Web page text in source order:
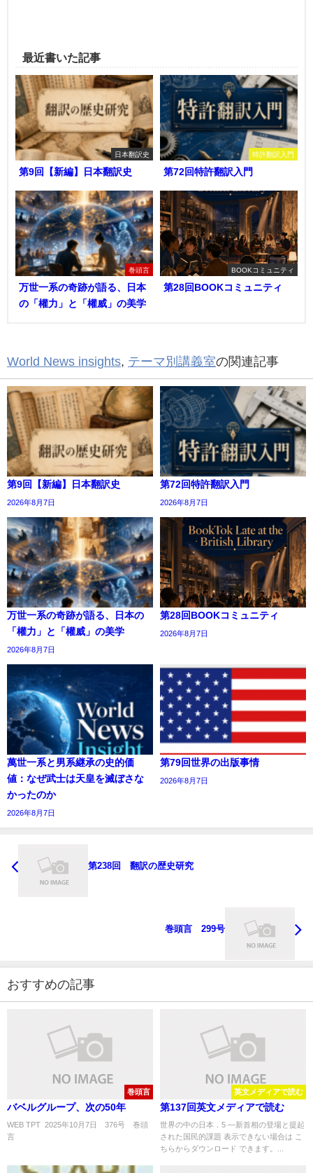
最近書いた記事
日本翻訳史
第9回【新編】日本翻訳史
特許翻訳入門
第72回特許翻訳入門
巻頭言
万世一系の奇跡が語る、日本
の「權力」と「權威」の美学
BOOKコミュニティ
第28回BOOKコミュニティ
World News insights テーマ別講義室の関連記事
第9回【新編】日本翻訳史
2026年8月7日
第72回特許翻訳入門
2026年8月7日
万世一系の奇跡が語る、日本の
「權力」と「權威」の美学
2026年8月7日
第28回BOOKコミュニティ
2026年8月7日
萬世一系と男系継承の史的価
値：なぜ武士は天皇を滅ぼさな
かったのか
2026年8月7日
第79回世界の出版事情
2026年8月7日
第238回 翻訳の歴史研究
巻頭言 299号
おすすめの記事
巻頭言
バベルグループ、次の50年
WEB TPT 2025年10月7日 376号 巻頭
言
英文メディアで読む
第137回英文メディアで読む
世界の中の日本．5 ―新首相の登場と提起
された国民的課題 表示できない場合は こ
ちらからダウンロード できます。...